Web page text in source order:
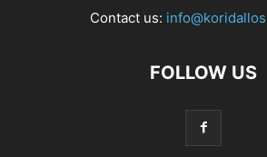
Contact us:
FOLLOW US